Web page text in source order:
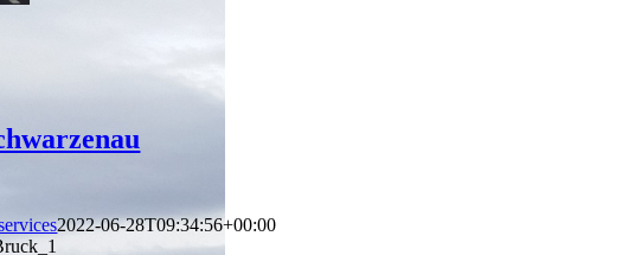
2022-06-28T09:34:56+00:00